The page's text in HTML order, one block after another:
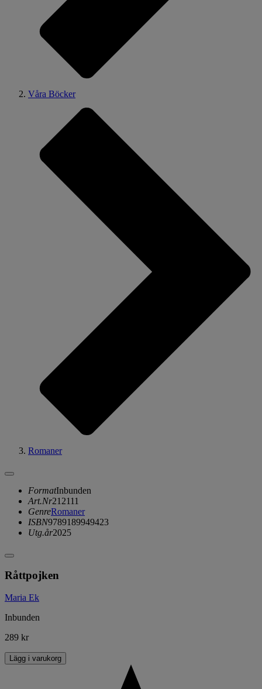
Våra Böcker
Romaner
FormatInbunden
Art.Nr212111
GenreRomaner
ISBN9789189949423
Utg.år2025
Råttpojken
Maria Ek
Inbunden
289 kr
Lägg i varukorg